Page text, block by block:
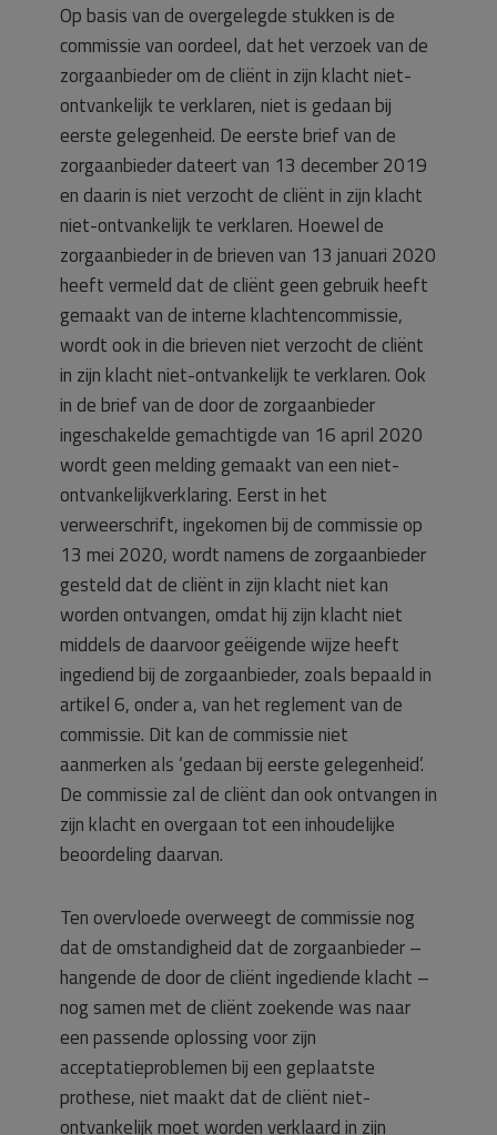
Op basis van de overgelegde stukken is de
commissie van oordeel, dat het verzoek van de
zorgaanbieder om de cliënt in zijn klacht niet-
ontvankelijk te verklaren, niet is gedaan bij
eerste gelegenheid. De eerste brief van de
zorgaanbieder dateert van 13 december 2019
en daarin is niet verzocht de cliënt in zijn klacht
niet-ontvankelijk te verklaren. Hoewel de
zorgaanbieder in de brieven van 13 januari 2020
heeft vermeld dat de cliënt geen gebruik heeft
gemaakt van de interne klachtencommissie,
wordt ook in die brieven niet verzocht de cliënt
in zijn klacht niet-ontvankelijk te verklaren. Ook
in de brief van de door de zorgaanbieder
ingeschakelde gemachtigde van 16 april 2020
wordt geen melding gemaakt van een niet-
ontvankelijkverklaring. Eerst in het
verweerschrift, ingekomen bij de commissie op
13 mei 2020, wordt namens de zorgaanbieder
gesteld dat de cliënt in zijn klacht niet kan
worden ontvangen, omdat hij zijn klacht niet
middels de daarvoor geëigende wijze heeft
ingediend bij de zorgaanbieder, zoals bepaald in
artikel 6, onder a, van het reglement van de
commissie. Dit kan de commissie niet
aanmerken als ‘gedaan bij eerste gelegenheid’.
De commissie zal de cliënt dan ook ontvangen in
zijn klacht en overgaan tot een inhoudelijke
beoordeling daarvan.
Ten overvloede overweegt de commissie nog
dat de omstandigheid dat de zorgaanbieder –
hangende de door de cliënt ingediende klacht –
nog samen met de cliënt zoekende was naar
een passende oplossing voor zijn
acceptatieproblemen bij een geplaatste
prothese, niet maakt dat de cliënt niet-
ontvankelijk moet worden verklaard in zijn